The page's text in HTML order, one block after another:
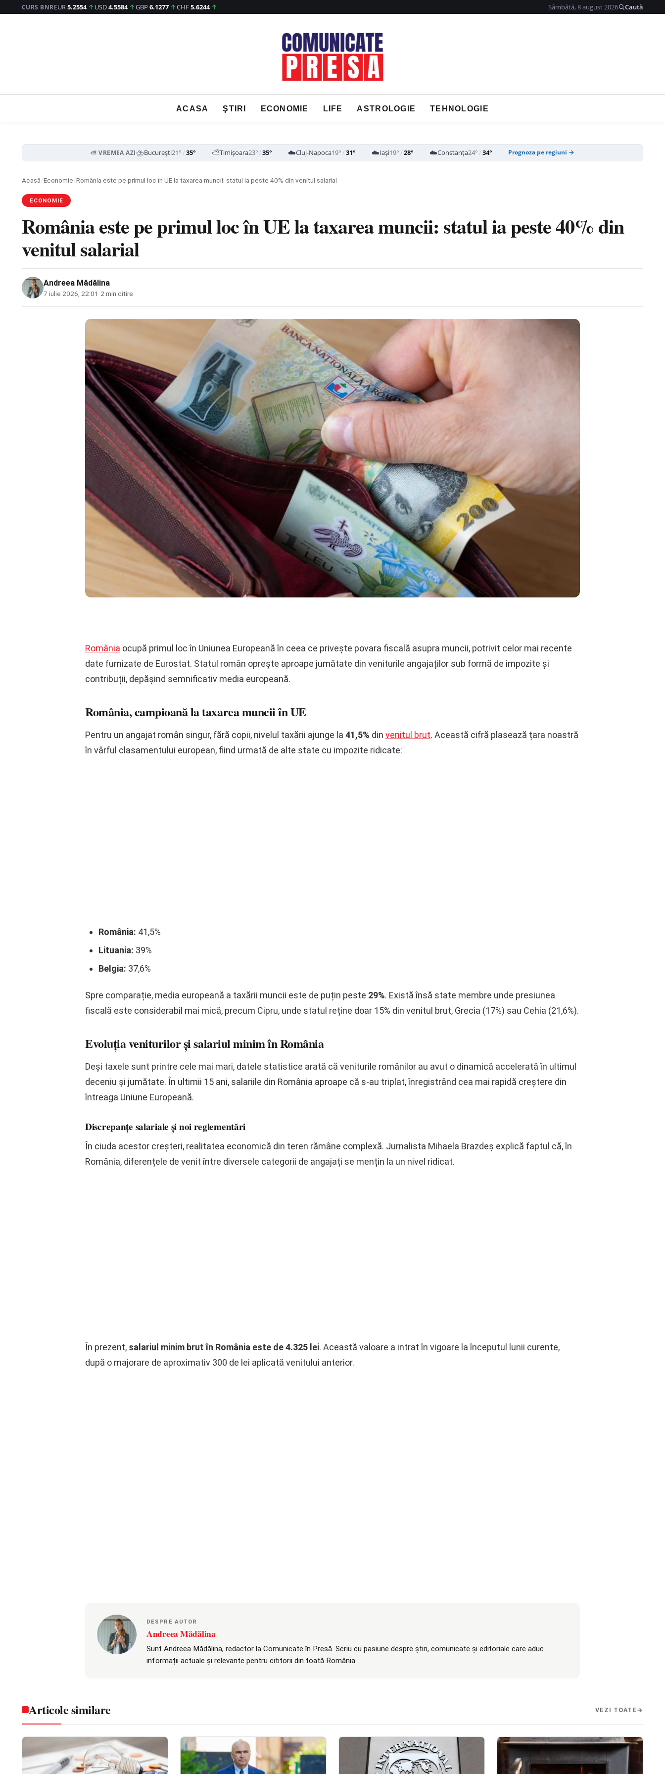
CURS BNR EUR5.2554 ↑USD4.5584 ↑GBP 6.1277 ↑CHF5.6244 ↑ Sâmbătă, 8 august 2026 Caută
ACASA ŞTIRI ECONOMIE LIFE ASTROLOGIE TEHNOLOGIE
⛅ VREMEA AZI ⛈️București21°/35° ⛅Timișoara23°/35° ☁️Cluj-Napoca19°/31° ☁️Iași19°/28° ☁️Constanța24°/34° Prognoza pe regiuni →
Acasă/Economie/România este pe primul loc în UE la taxarea muncii: statul ia peste 40% din venitul salarial
ECONOMIE
România este pe primul loc în UE la taxarea muncii: statul ia peste 40% din
venitul salarial
Andreea Mădălina
7 iulie 2026, 22:01 2 min citire
România ocupă primul loc în Uniunea Europeană în ceea ce privește povara fiscală asupra muncii, potrivit celor mai recente
date furnizate de Eurostat. Statul român oprește aproape jumătate din veniturile angajaților sub formă de impozite și
contribuții, depășind semnificativ media europeană.
România, campioană la taxarea muncii în UE
Pentru un angajat român singur, fără copii, nivelul taxării ajunge la 41,5% din venitul brut. Această cifră plasează țara noastră
în vârful clasamentului european, fiind urmată de alte state cu impozite ridicate:
România: 41,5%
Lituania: 39%
Belgia: 37,6%
Spre comparație, media europeană a taxării muncii este de puțin peste 29%. Există însă state membre unde presiunea
fiscală este considerabil mai mică, precum Cipru, unde statul reține doar 15% din venitul brut, Grecia (17%) sau Cehia (21,6%).
Evoluția veniturilor și salariul minim în România
Deși taxele sunt printre cele mai mari, datele statistice arată că veniturile românilor au avut o dinamică accelerată în ultimul
deceniu și jumătate. În ultimii 15 ani, salariile din România aproape că s-au triplat, înregistrând cea mai rapidă creștere din
întreaga Uniune Europeană.
Discrepanțe salariale și noi reglementări
În ciuda acestor creșteri, realitatea economică din teren rămâne complexă. Jurnalista Mihaela Brazdeș explică faptul că, în
România, diferențele de venit între diversele categorii de angajați se mențin la un nivel ridicat.
În prezent, salariul minim brut în România este de 4.325 lei. Această valoare a intrat în vigoare la începutul lunii curente,
după o majorare de aproximativ 300 de lei aplicată venitului anterior.
DESPRE AUTOR
Andreea Mădălina
Sunt Andreea Mădălina, redactor la Comunicate în Presă. Scriu cu pasiune despre știri, comunicate și editoriale care aduc
informații actuale și relevante pentru cititorii din toată România.
Articole similare VEZI TOATE